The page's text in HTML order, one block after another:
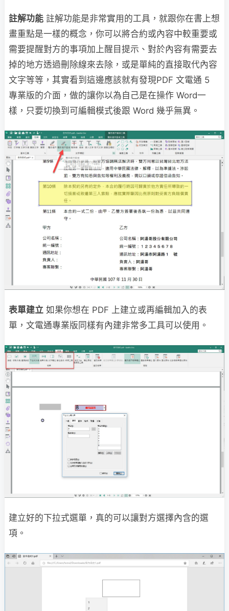
註解功能 註解功能是非常實用的工具，就跟你在書上想
畫重點是一樣的概念，你可以將合約或內容中較重要或
需要提醒對方的事項加上醒目提示、對於內容有需要去
掉的地方透過刪除線來去除，或是單純的直接取代內容
文字等等，其實看到這邊應該就有發現PDF 文電通 5
專業版的介面，做的讓你以為自己是在操作 Word一
樣，只要切換到可編輯模式後跟 Word 幾乎無異。
表單建立 如果你想在 PDF 上建立或再編輯加入的表
單，文電通專業版同樣有內建非常多工具可以使用。
建立好的下拉式選單，真的可以讓對方選擇內含的選
項。